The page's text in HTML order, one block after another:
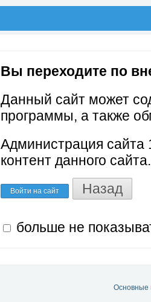
Вы переходите по
Данный сайт может
программы, а также
Администрация сайта
контент данного сайта.
Войти на сайт Назад
больше не
Основные